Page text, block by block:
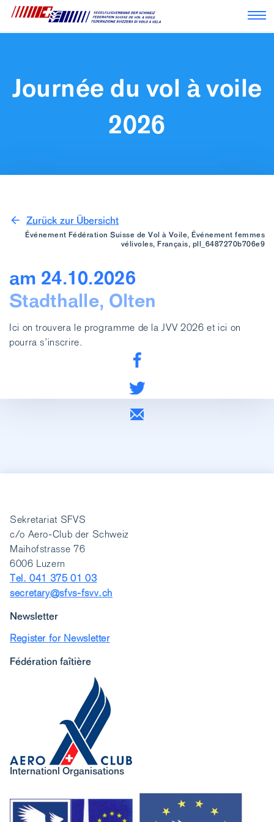
Journée du vol à voile
2026
Zurück zur Übersicht
Événement Fédération Suisse de Vol à Voile, Événement femmes
vélivoles, Français, pll_6487270b706e9
am 24.10.2026
Stadthalle, Olten
Ici on trouvera le programme de la JVV 2026 et ici on
pourra s’inscrire.
Sekretariat SFVS
c/o Aero-Club der Schweiz
Maihofstrasse 76
6006 Luzern
Tel. 041 375 01 03
secretary@sfvs-fsvv.ch
Newsletter
Register for Newsletter
Fédération faîtière
Internationl Organisations